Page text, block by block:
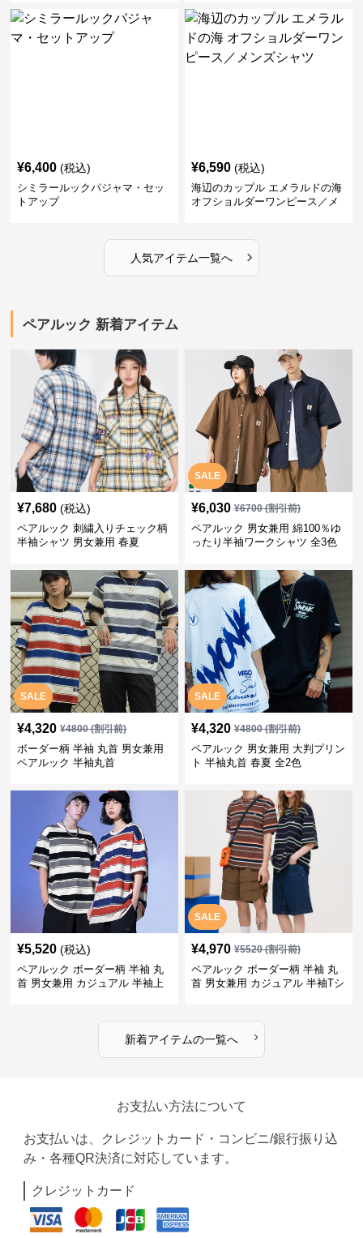
¥6,400 (税込)
シミラールックパジャマ・セッ
トアップ
¥6,590 (税込)
海辺のカップル エメラルドの海
オフショルダーワンピース／メ
人気アイテム一覧へ ›
ペアルック 新着アイテム
¥7,680 (税込)
ペアルック 刺繍入りチェック柄
半袖シャツ 男女兼用 春夏
SALE
¥6,030 ¥6700(割引前)
ペアルック 男女兼用 綿100％ゆ
ったり半袖ワークシャツ 全3色
SALE
¥4,320 ¥4800(割引前)
ボーダー柄 半袖 丸首 男女兼用
ペアルック 半袖丸首
SALE
¥4,320 ¥4800(割引前)
ペアルック 男女兼用 大判プリン
ト 半袖丸首 春夏 全2色
¥5,520 (税込)
ペアルック ボーダー柄 半袖 丸
首 男女兼用 カジュアル 半袖上
SALE
¥4,970 ¥5520(割引前)
ペアルック ボーダー柄 半袖 丸
首 男女兼用 カジュアル 半袖Tシ
新着アイテムの一覧へ ›
お支払い方法について
お支払いは、クレジットカード・コンビニ/銀行振り込
み・各種QR決済に対応しています。
クレジットカード